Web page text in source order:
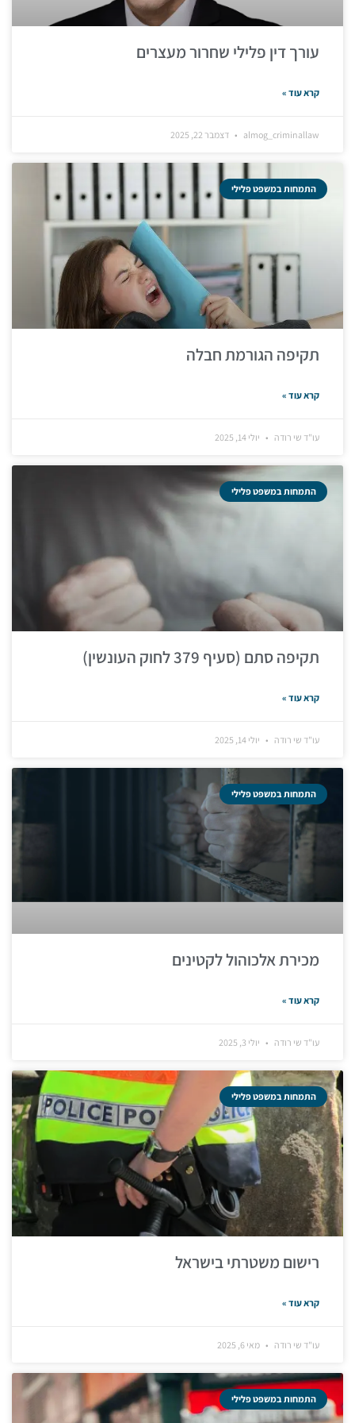
עורך דין פלילי שחרור מעצרים
קרא עוד »
almog_criminallaw דצמבר 22, 2025
התמחות במשפט פלילי
תקיפה הגורמת חבלה
קרא עוד »
עו"ד שי רודה יולי 14, 2025
התמחות במשפט פלילי
תקיפה סתם (סעיף 379 לחוק העונשין)
קרא עוד »
עו"ד שי רודה יולי 14, 2025
התמחות במשפט פלילי
מכירת אלכוהול לקטינים
קרא עוד »
עו"ד שי רודה יולי 3, 2025
התמחות במשפט פלילי
רישום משטרתי בישראל
קרא עוד »
עו"ד שי רודה מאי 6, 2025
התמחות במשפט פלילי